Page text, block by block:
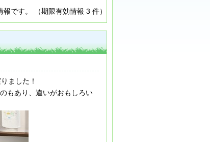
です。 （期限有効情報 3 件）
ました！
もあり、違いがおもしろい